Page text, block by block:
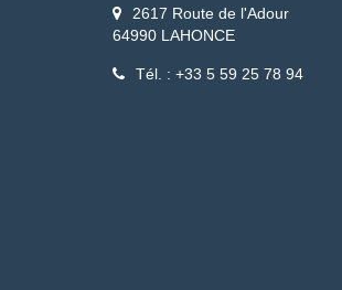
2617 Route de l'Adour
64990 LAHONCE
Tél. : +33 5 59 25 78 94